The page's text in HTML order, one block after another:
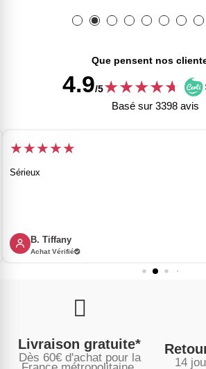
Que pensent nos
4.9/5★★★★★
★
Basé sur 3398 avis
★★★★★
Sérieux
B. Tiffany
Achat Vérifié
Livraison gratuite*
Dès 60€ d'achat pour la 14